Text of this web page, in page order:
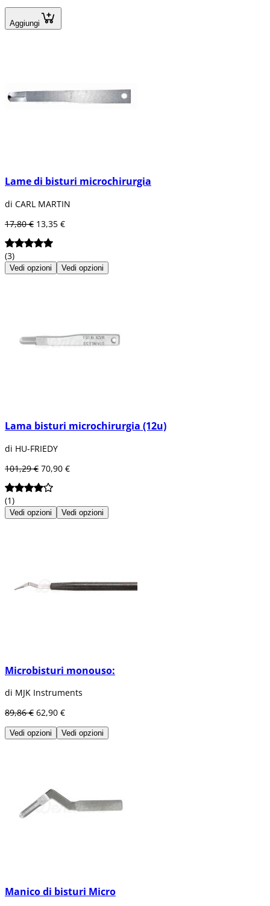
Aggiungi
Lame di bisturi microchirurgia
di CARL MARTIN
17,80 € 13,35 €
(3)
Vedi opzioni Vedi opzioni
Lama bisturi microchirurgia (12u)
di HU-FRIEDY
101,29 € 70,90 €
(1)
Vedi opzioni Vedi opzioni
Microbisturi monouso:
di MJK Instruments
89,86 € 62,90 €
Vedi opzioni Vedi opzioni
Manico di bisturi Micro